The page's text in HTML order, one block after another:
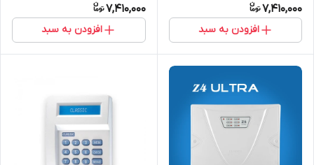
7,410,000
افزودن به سبد
7,410,000
افزودن به سبد